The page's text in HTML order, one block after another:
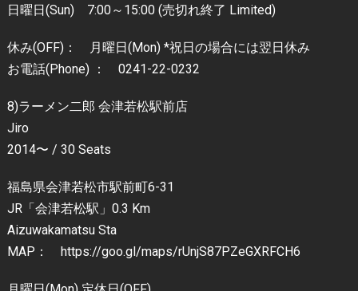
日曜日(Sun) 7:00～15:00 (売切れ終了 Limited)
休み(OFF)： 月曜日(Mon) *祝日の場合には翌日休み
お電話(Phone) ： 0241-22-0232
8)ラーメン二郎 会津若松駅前店
Jiro
2014〜 / 30 Seats
福島県会津若松市駅前町6-31
JR「会津若松駅」0.3 Km
Aizuwakamatsu Sta
MAP： https://goo.gl/maps/rUnjS87PZeGXRFCH6